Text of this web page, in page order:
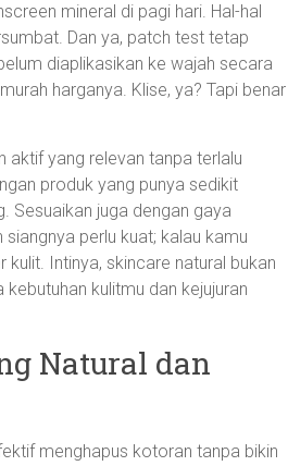
mineral di pagi hari. Hal-hal
Dan ya, patch test tetap
diaplikasikan ke wajah secara
harganya. Klise, ya? Tapi benar
aktif yang relevan tanpa terlalu
produk yang punya sedikit
Sesuaikan juga dengan gaya
perlu kuat; kalau kamu
Intinya, skincare natural bukan
kulitmu dan kejujuran
Natural dan
menghapus kotoran tanpa bikin